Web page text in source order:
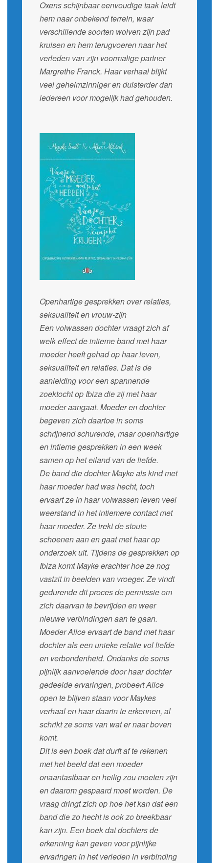
Oxens schijnbaar eenvoudige taak leidt
hem naar onbekend terrein, waar
verschillende soorten wolven zijn pad
kruisen en hem terugvoeren naar het
verleden van zijn voormalige partner
Margrethe Franck. Haar verhaal blijkt
veel geheimzinniger en duisterder dan
iedereen voor mogelijk had gehouden.
Openhartige gesprekken over relaties,
seksualiteit en vrouw-zijn
Een volwassen dochter vraagt zich af
welk effect de intieme band met haar
moeder heeft gehad op haar leven,
seksualiteit en relaties. Dat is de
aanleiding voor een spannende
zoektocht op Ibiza die zij met haar
moeder aangaat. Moeder en dochter
begeven zich daartoe in soms
schrijnend schurende, maar openhartige
en intieme gesprekken in een week
samen op het eiland van de liefde.
De band die dochter Mayke als kind met
haar moeder had was hecht, toch
ervaart ze in haar volwassen leven veel
weerstand in het intiemere contact met
haar moeder. Ze trekt de stoute
schoenen aan en gaat met haar op
onderzoek uit. Tijdens de gesprekken op
Ibiza komt Mayke erachter hoe ze nog
vastzit in beelden van vroeger. Ze vindt
gedurende dit proces de permissie om
zich daarvan te bevrijden en weer
nieuwe verbindingen aan te gaan.
Moeder Alice ervaart de band met haar
dochter als een unieke relatie vol liefde
en verbondenheid. Ondanks de soms
pijnlijk aanvoelende door haar dochter
gedeelde ervaringen, probeert Alice
open te blijven staan voor Maykes
verhaal en haar daarin te erkennen, al
schrikt ze soms van wat er naar boven
komt.
Dit is een boek dat durft af te rekenen
met het beeld dat een moeder
onaantastbaar en heilig zou moeten zijn
en daarom gespaard moet worden. De
vraag dringt zich op hoe het kan dat een
band die zo hecht is ook zo breekbaar
kan zijn. Een boek dat dochters de
erkenning kan geven voor pijnlijke
ervaringen in het verleden in verbinding